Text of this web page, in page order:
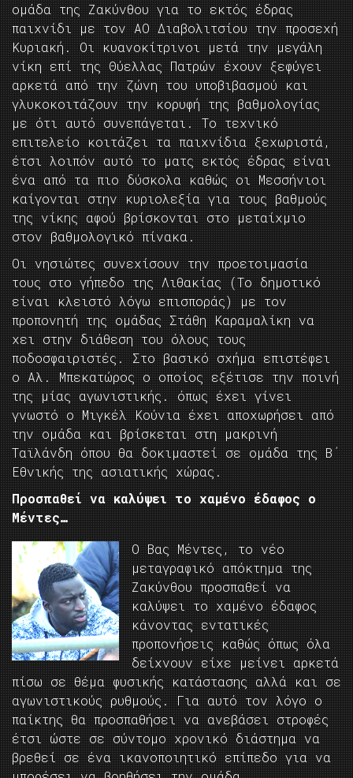
ομάδα της Ζακύνθου για το εκτός έδρας
παιχνίδι με τον ΑΟ Διαβολιτσίου την προσεχή
Κυριακή. Οι κυανοκίτρινοι μετά την μεγάλη
νίκη επί της Θύελλας Πατρών έχουν ξεφύγει
αρκετά από την ζώνη του υποβιβασμού και
γλυκοκοιτάζουν την κορυφή της βαθμολογίας
με ότι αυτό συνεπάγεται. Το τεχνικό
επιτελείο κοιτάζει τα παιχνίδια ξεχωριστά,
έτσι λοιπόν αυτό το ματς εκτός έδρας είναι
ένα από τα πιο δύσκολα καθώς οι Μεσσήνιοι
καίγονται στην κυριολεξία για τους βαθμούς
της νίκης αφού βρίσκονται στο μεταίχμιο
στον βαθμολογικό πίνακα.
Οι νησιώτες συνεχίσουν την προετοιμασία
τους στο γήπεδο της Λιθακίας (Το δημοτικό
είναι κλειστό λόγω επισποράς) με τον
προπονητή της ομάδας Στάθη Καραμαλίκη να
χει στην διάθεση του όλους τους
ποδοσφαιριστές. Στο βασικό σχήμα επιστέφει
ο Αλ. Μπεκατώρος ο οποίος εξέτισε την ποινή
της μίας αγωνιστικής. όπως έχει γίνει
γνωστό ο Μιγκέλ Κούνια έχει αποχωρήσει από
την ομάδα και βρίσκεται στη μακρινή
Ταϊλάνδη όπου θα δοκιμαστεί σε ομάδα της Β΄
Εθνικής της ασιατικής χώρας.
Προσπαθεί να καλύψει το χαμένο έδαφος ο
Μέντες…
Ο Βας Μέντες, το νέο
μεταγραφικό απόκτημα της
Ζακύνθου προσπαθεί να
καλύψει το χαμένο έδαφος
κάνοντας εντατικές
προπονήσεις καθώς όπως όλα
δείχνουν είχε μείνει αρκετά
πίσω σε θέμα φυσικής κατάστασης αλλά και σε
αγωνιστικούς ρυθμούς. Για αυτό τον λόγο ο
παίκτης θα προσπαθήσει να ανεβάσει στροφές
έτσι ώστε σε σύντομο χρονικό διάστημα να
βρεθεί σε ένα ικανοποιητικό επίπεδο για να